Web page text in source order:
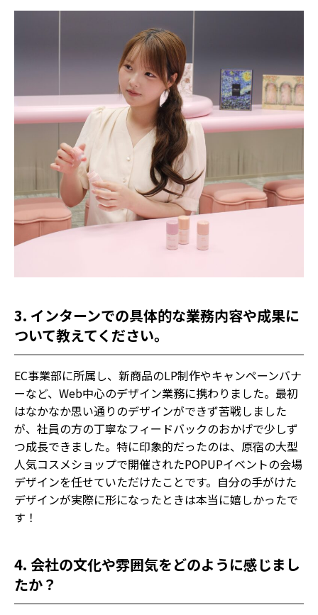
3. インターンでの具体的な業務内容や成果に
ついて教えてください。
EC事業部に所属し、新商品のLP制作やキャンペーンバナ
ーなど、Web中心のデザイン業務に携わりました。最初
はなかなか思い通りのデザインができず苦戦しました
が、社員の方の丁寧なフィードバックのおかげで少しず
つ成長できました。特に印象的だったのは、原宿の大型
人気コスメショップで開催されたPOPUPイベントの会場
デザインを任せていただけたことです。自分の手がけた
デザインが実際に形になったときは本当に嬉しかったで
す！
4. 会社の文化や雰囲気をどのように感じまし
たか？